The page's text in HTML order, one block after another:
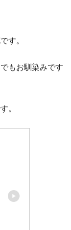
す。
もお馴染みです
。